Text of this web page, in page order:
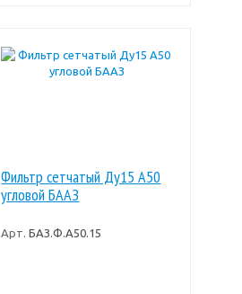
Фильтр сетчатый Ду15 А50
угловой БААЗ
Арт. БАЗ.Ф.А50.15